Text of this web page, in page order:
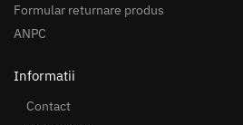
Formular returnare produs
ANPC
Informatii
Contact